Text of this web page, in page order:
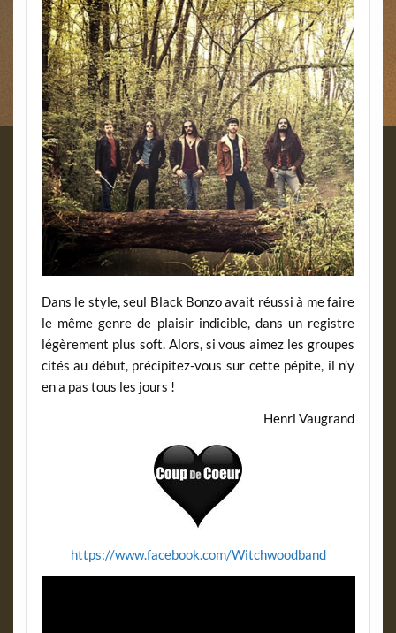
Dans le style, seul Black Bonzo avait réussi à me faire
le même genre de plaisir indicible, dans un registre
légèrement plus soft. Alors, si vous aimez les groupes
cités au début, précipitez-vous sur cette pépite, il n’y
en a pas tous les jours !
Henri Vaugrand
https://www.facebook.com/Witchwoodband